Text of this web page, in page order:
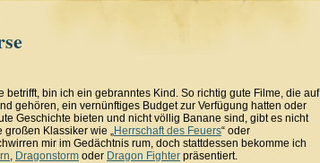
betrifft, bin ich ein gebranntes Kind. So richtig gute Filme, die auf
gehören, ein vernünftiges Budget zur Verfügung hatten oder
Geschichte bieten und nicht völlig Banane sind, gibt es nicht
Klassiker wie „ Herrschaft des Feuers“ oder
mir im Gedächtnis rum, doch stattdessen bekomme ich
Dragonstorm oder Dragon Fighter präsentiert.